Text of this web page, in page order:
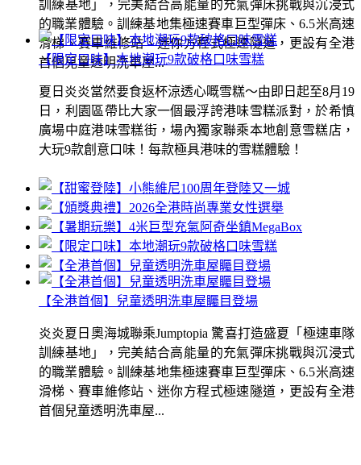
訓練基地」，完美結合高能量的充氣彈床挑戰與沉浸式
的職業體驗。訓練基地集極速賽車巨型彈床、6.5米高速
滑梯、賽車維修站、迷你方程式極速隧道，更設有全港
首個兒童透明洗車屋...
【限定口味】本地潮玩9款破格口味雪糕
夏日炎炎當然要食返杯涼透心嘅雪糕～由即日起至8月19
日，利園區帶比大家一個最浮誇港味雪糕派對，於希慎
廣場中庭港味雪糕街，場內獨家聯乘本地創意雪糕店，
大玩9款創意口味！每款極具港味的雪糕體驗！
【全港首個】兒童透明洗車屋矚目登場
炎炎夏日奧海城聯乘Jumptopia 驚喜打造盛夏「極速車隊
訓練基地」，完美結合高能量的充氣彈床挑戰與沉浸式
的職業體驗。訓練基地集極速賽車巨型彈床、6.5米高速
滑梯、賽車維修站、迷你方程式極速隧道，更設有全港
首個兒童透明洗車屋...